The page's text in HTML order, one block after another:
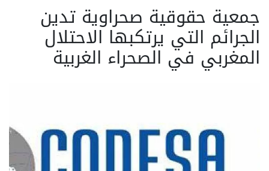
جمعية حقوقية صحراوية تدين
الجرائم التي يرتكبها الاحتلال
المغربي في الصحراء الغربية